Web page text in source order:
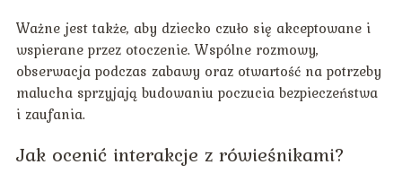
Ważne jest także, aby dziecko czuło się akceptowane i
wspierane przez otoczenie. Wspólne rozmowy,
obserwacja podczas zabawy oraz otwartość na potrzeby
malucha sprzyjają budowaniu poczucia bezpieczeństwa
i zaufania.
Jak ocenić interakcje z rówieśnikami?